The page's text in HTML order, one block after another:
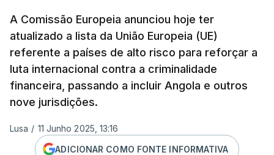
A Comissão Europeia anunciou hoje ter
atualizado a lista da União Europeia (UE)
referente a países de alto risco para reforçar a
luta internacional contra a criminalidade
financeira, passando a incluir Angola e outros
nove jurisdições.
Lusa / 11 Junho 2025, 13:16
ADICIONAR COMO FONTE INFORMATIVA